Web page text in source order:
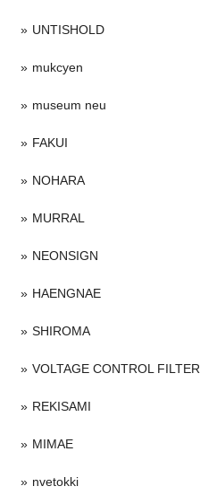
UNTISHOLD
mukcyen
museum neu
FAKUI
NOHARA
MURRAL
NEONSIGN
HAENGNAE
SHIROMA
VOLTAGE CONTROL FILTER
REKISAMI
MIMAE
nvetokki